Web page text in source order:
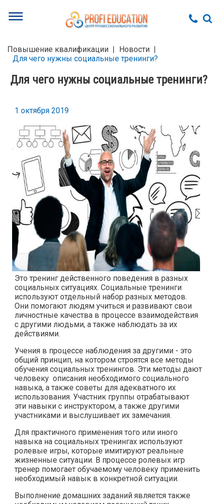
Повышение квалификации
Новости
Для чего нужны социальные тренинги?
Для чего нужны социальные тренинги?
1 октября 2019
Это тренинг действенного поведения в разных
социальных ситуациях. Социальные тренинги
используют отдельный набор разных методов.
Они помогают людям учиться и развивают свои
личностные качества в процессе взаимодействия
с другими людьми, а также наблюдать за их
действиями.
Учения в процессе наблюдения за другими - это
общий принцип, на котором строятся все методы
обучения социальных тренингов. Эти методы дают
человеку описания необходимого социального
навыка, а также советы для адекватного их
использования. Участник группы отрабатывают
эти навыки с инструктором, а также другими
участниками и выслушивает их замечания.
Для практичного применения того или иного
навыка на социальных тренингах используют
ролевые игры, которые имитируют реальные
жизненные ситуации. В процессе ролевых игр
тренер помогает обучаемому человеку применить
необходимый навык в конкретной ситуации.
Выполнение домашних заданий является также